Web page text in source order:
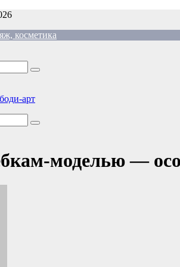
косметика
арт
моделью —